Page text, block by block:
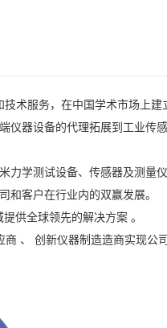
术服务，在中国学术市场上建
仪器设备的代理拓展到工业传
力学测试设备、传感器及测量仪
和客户在行业内的双赢发展。
提供全球领先的解决方案 。
商 、 创新仪器制造造商实现公